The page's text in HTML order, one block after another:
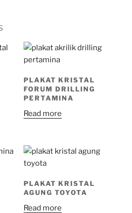
PLAKAT KRISTAL
FORUM DRILLING
PERTAMINA
Read more
PLAKAT KRISTAL
AGUNG TOYOTA
Read more